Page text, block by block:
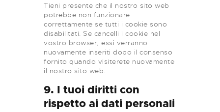
Tieni presente che il nostro sito web
potrebbe non funzionare
correttamente se tutti i cookie sono
disabilitati. Se cancelli i cookie nel
vostro browser, essi verranno
nuovamente inseriti dopo il consenso
fornito quando visiterete nuovamente
il nostro sito web.
9. I tuoi diritti con
rispetto ai dati personali